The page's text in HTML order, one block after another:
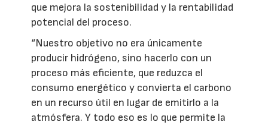
que mejora la sostenibilidad y la rentabilidad
potencial del proceso.
“Nuestro objetivo no era únicamente
producir hidrógeno, sino hacerlo con un
proceso más eficiente, que reduzca el
consumo energético y convierta el carbono
en un recurso útil en lugar de emitirlo a la
atmósfera. Y todo eso es lo que permite la